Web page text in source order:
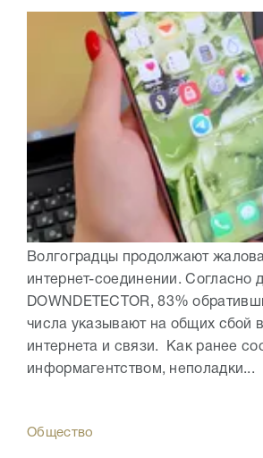
Волгоградцы продолжают
интернет-соединении. Согласно
DOWNDETECTOR, 83%
числа указывают на общих сбой
интернета и связи. Как ранее
информагентством, неполадки...
Общество